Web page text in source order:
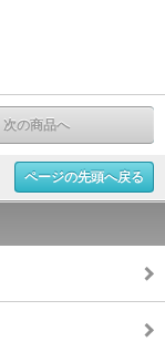
次の商品へ
ページの先頭へ戻る